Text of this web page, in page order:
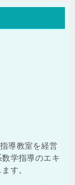
導教室を経営
学指導のエキ
す。